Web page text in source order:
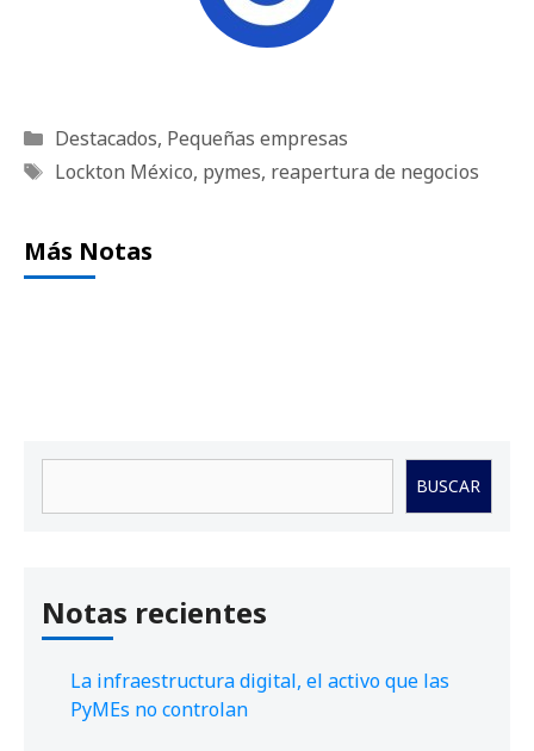
Categorías
Destacados, Pequeñas empresas
Etiquetas
Lockton México, pymes, reapertura de negocios
Más Notas
BUSCAR
Notas recientes
La infraestructura digital, el activo que las
PyMEs no controlan